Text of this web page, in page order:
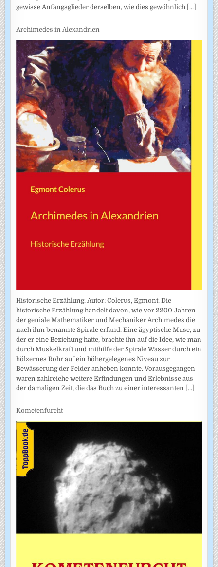
gewisse Anfangsglieder derselben, wie dies gewöhnlich [...]
Archimedes in Alexandrien
Historische Erzählung. Autor: Colerus, Egmont. Die
historische Erzählung handelt davon, wie vor 2200 Jahren
der geniale Mathematiker und Mechaniker Archimedes die
nach ihm benannte Spirale erfand. Eine ägyptische Muse, zu
der er eine Beziehung hatte, brachte ihn auf die Idee, wie man
durch Muskelkraft und mithilfe der Spirale Wasser durch ein
hölzernes Rohr auf ein höhergelegenes Niveau zur
Bewässerung der Felder anheben konnte. Vorausgegangen
waren zahlreiche weitere Erfindungen und Erlebnisse aus
der damaligen Zeit, die das Buch zu einer interessanten [...]
Kometenfurcht